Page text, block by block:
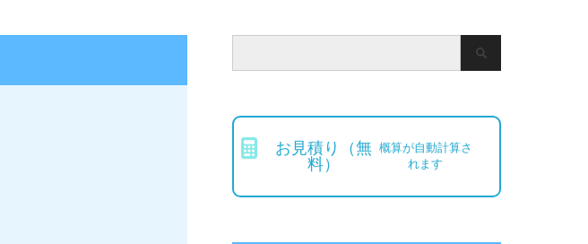
お見積り（無
料）
概算が自動計算さ
れます